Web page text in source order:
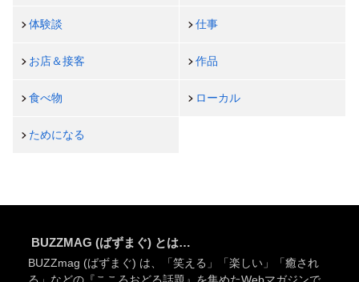
体験談 仕事
お店＆接客 作品
食べ物 ローカル
ためになる
BUZZMAG (ばずまぐ) とは…
BUZZmag (ばずまぐ) は、「笑える」「楽しい」「癒され
る」などの『こころおどる話題』を集めたWebマガジンで